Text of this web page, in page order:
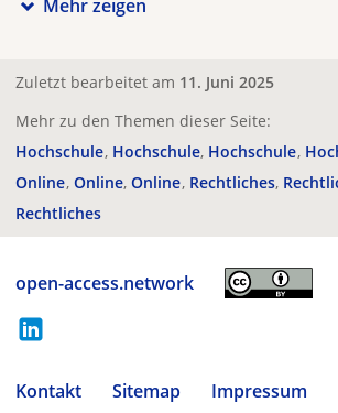
Mehr zeigen
Zuletzt bearbeitet am 11. Juni 2025
Mehr zu den Themen dieser Seite:
Hochschule Hochschule Hochschule
Online Online Online Rechtliches
Rechtliches
open-access.network
Kontakt Sitemap
Impressum